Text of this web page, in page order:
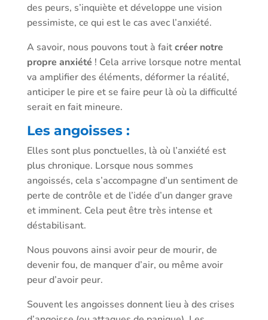
des peurs, s’inquiète et développe une vision
pessimiste, ce qui est le cas avec l’anxiété.
A savoir, nous pouvons tout à faitcréer notre
propre anxiété ! Cela arrive lorsque notre mental
va amplifier des éléments, déformer la réalité,
anticiper le pire et se faire peur là où la difficulté
serait en fait mineure.
Les angoisses :
Elles sont plus ponctuelles, là où l’anxiété est
plus chronique. Lorsque nous sommes
angoissés, cela s’accompagne d’un sentiment de
perte de contrôle et de l’idée d’un danger grave
et imminent. Cela peut être très intense et
déstabilisant.
Nous pouvons ainsi avoir peur de mourir, de
devenir fou, de manquer d’air, ou même avoir
peur d’avoir peur.
Souvent les angoisses donnent lieu à des crises